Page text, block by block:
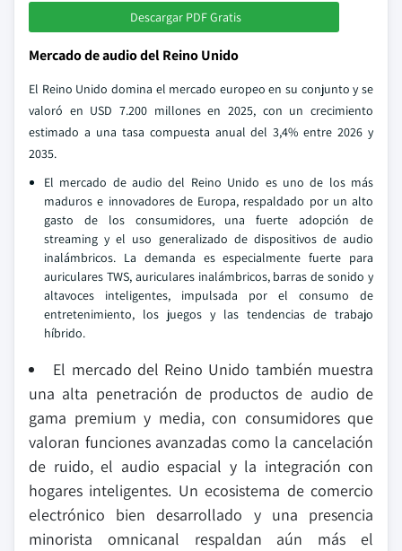
Descargar PDF Gratis
Mercado de audio del Reino Unido
El Reino Unido domina el mercado europeo en su conjunto y se
valoró en USD 7.200 millones en 2025, con un crecimiento
estimado a una tasa compuesta anual del 3,4% entre 2026 y
2035.
El mercado de audio del Reino Unido es uno de los más
maduros e innovadores de Europa, respaldado por un alto
gasto de los consumidores, una fuerte adopción de
streaming y el uso generalizado de dispositivos de audio
inalámbricos. La demanda es especialmente fuerte para
auriculares TWS, auriculares inalámbricos, barras de sonido y
altavoces inteligentes, impulsada por el consumo de
entretenimiento, los juegos y las tendencias de trabajo
híbrido.
El mercado del Reino Unido también muestra
una alta penetración de productos de audio de
gama premium y media, con consumidores que
valoran funciones avanzadas como la cancelación
de ruido, el audio espacial y la integración con
hogares inteligentes. Un ecosistema de comercio
electrónico bien desarrollado y una presencia
minorista omnicanal respaldan aún más el